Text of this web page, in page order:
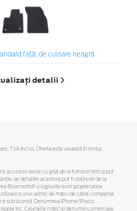
față, de culoare neagră
detalii
TVA inclus. Oferta este valabilă în limita
accesorii alese cu grijă de la furnizori terți și pot
iar detaliile acestora pot fi obținute de la
Bluetooth® și logourile sunt proprietatea
a unor astfel de mărci de către compania
sub licență. Denumirea iPhone/iPod și
Inc. Celelalte mărci și denumiri comerciale